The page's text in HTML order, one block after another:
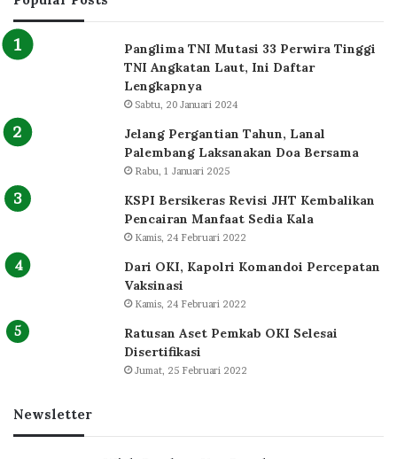
Panglima TNI Mutasi 33 Perwira Tinggi
TNI Angkatan Laut, Ini Daftar
Lengkapnya
Sabtu, 20 Januari 2024
Jelang Pergantian Tahun, Lanal
Palembang Laksanakan Doa Bersama
Rabu, 1 Januari 2025
KSPI Bersikeras Revisi JHT Kembalikan
Pencairan Manfaat Sedia Kala
Kamis, 24 Februari 2022
Dari OKI, Kapolri Komandoi Percepatan
Vaksinasi
Kamis, 24 Februari 2022
Ratusan Aset Pemkab OKI Selesai
Disertifikasi
Jumat, 25 Februari 2022
Newsletter